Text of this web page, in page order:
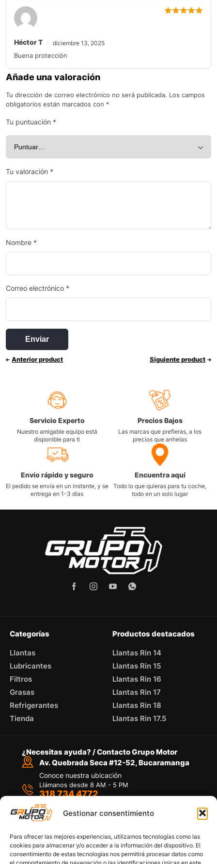
Gestionar consentimiento
Para ofrecer las mejores experiencias, utilizamos tecnologías como las
cookies para almacenar y/o acceder a la información del dispositivo. El
consentimiento de estas tecnologías nos permitirá procesar datos como
Héctor T diciembre 13, 2025
Buena protección
Añade una valoración
Tu dirección de correo electrónico no será publicada. Los campos
obligatorios están marcados con *
Tu puntuación *
Tu valoración *
Nombre *
Correo electrónico *
Anterior product Siguiente product
Servicio Experto
Nuestro amigable equipo está
disponible para ti
Precios Bajos
Las marcas que prefieras, a los
precios que anhelas
Envío rápido y seguro
El pedido se envía en un instante, y se
entrega en 1-3 días
Encuentra aquí
Todo lo que quieras para tu coche,
todo en un solo lugar
Categorías
Llantas
Lubricantes
Filtros
Grasas
Refrigerantes
Tienda
Productos destacados
Llantas Rin 14
Llantas Rin 15
Llantas Rin 16
Llantas Rin 17
Llantas Rin 18
Llantas Rin 17.5
¿Necesitas ayuda? / Contacto Grupo Motor
Av. Quebrada Seca #12-52, Bucaramanga
Conoce nuestra ubicación
Llámanos desde 8 AM - 5 PM
318 734 4772
Por medio de WhatsApp